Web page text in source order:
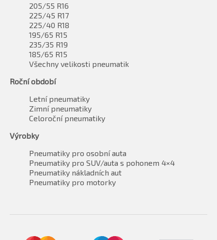
205/55 R16
225/45 R17
225/40 R18
195/65 R15
235/35 R19
185/65 R15
Všechny velikosti pneumatik
Roční období
Letní pneumatiky
Zimní pneumatiky
Celoroční pneumatiky
Výrobky
Pneumatiky pro osobní auta
Pneumatiky pro SUV/auta s pohonem 4×4
Pneumatiky nákladních aut
Pneumatiky pro motorky